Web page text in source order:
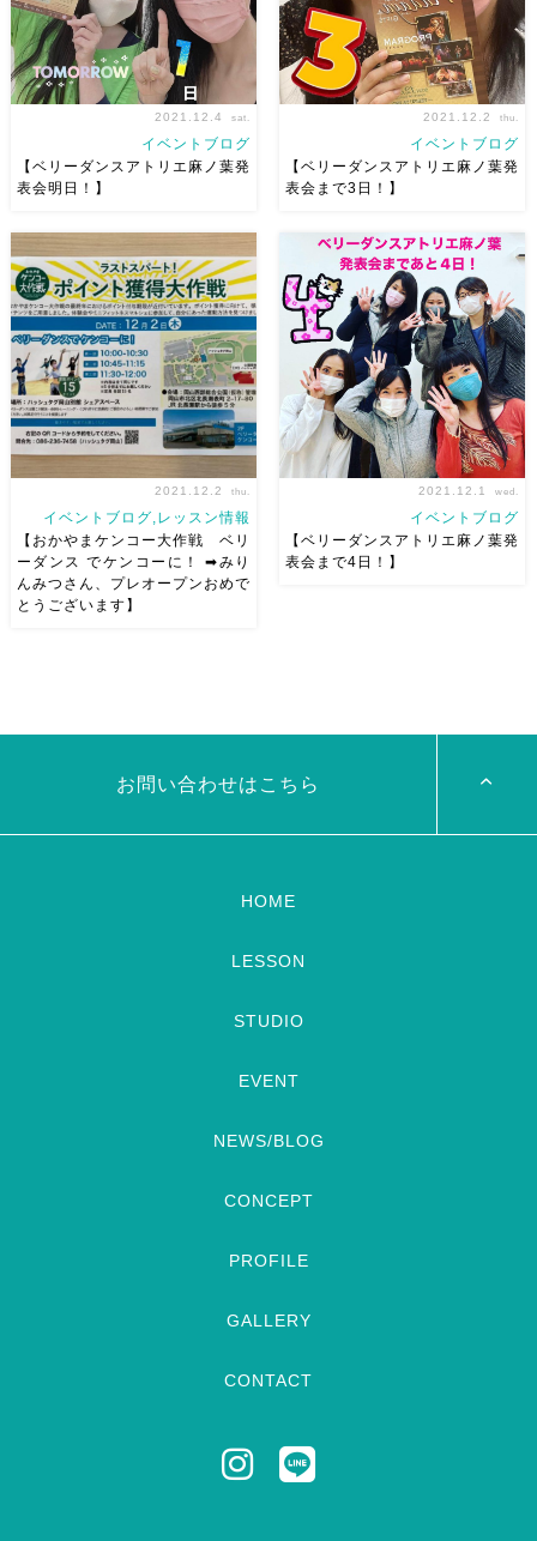
緒に […]
いよいよ明日となりましたー
ー！ 麻ノ葉発表会 ギリギリま
で足掻く！ てゆうかギリギリ
にならないと火がつかない
最終練習にきたさよちゃん
と！！ 明日！！がんばろー
ー！！！ 皆様のお越しをお待
ちし […]
2021.12.4 sat.
イベントブログ
【ベリーダンスアトリエ麻ノ葉発
表会明日！】
本日、当日プログラムも届き
いよいよ本番まであと３日とな
りました 自主練に来てくれた
ちひろちゃんと いつも素敵に
華やかに踊るちひろちゃんの 1
ファンな私です 今回もとって
も楽しみ 配信のお申し込み受
付 […]
2021.12.2 thu.
イベントブログ
【ベリーダンスアトリエ麻ノ葉発
表会まで3日！】
今日は朝からおかやまケンコー
戦の皆様 ありがとうございま
2021.12.2 thu.
イベントブログ,レッスン情報
【おかやまケンコー大作戦 ベリ
ーダンス でケンコーに！ ➡︎みり
んみつさん、プレオープンおめで
とうございます】
ろう！って思える。 あと少し
受 […]
2021.12.1 wed.
イベントブログ
【ベリーダンスアトリエ麻ノ葉発
表会まで4日！】
お問い合わせはこちら
HOME
LESSON
STUDIO
EVENT
NEWS/BLOG
CONCEPT
PROFILE
GALLERY
CONTACT